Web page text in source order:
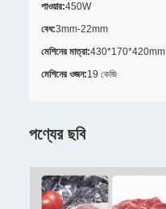
পাওয়ার:450W
বেধ:3mm-22mm
মেশিনের মাত্রা:430*170*420mm
মেশিনের ওজন:19 কেজি
পণ্যের ছবি